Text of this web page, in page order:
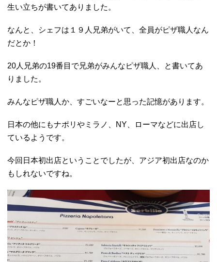
生い立ちが書いてありました。
なんと、シェフは１９人兄弟がいて、全員がピザ職人なん
だとか！
20人兄弟の19番目で兄弟がみんなピザ職人、と書いてあ
りました。
みんなピザ職人か、すごいなーと思った記憶があります。
日本の他にもナポリやミラノ、NY、ローマなどに出店し
ているようです。
今回日本初出店ということでしたが、アジア初出店なのか
もしれないですね。